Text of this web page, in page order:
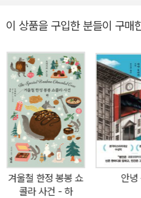
다 후타로상을, 다음 해에는 제166회 나
는 양들의 축연』, 『가연물』, 『요
있다.
한정 구리킨톤 사건』(상, 하)으로
을 딴 장편 4부작을 20년 만에 마
그간 알려지지 않았던 고바토와 오
민’을 지향하게 만든 중학 시절의
려온 팬들의 기대감을 충족시켜줄
배경으로 일상의 사건들을 다룬 ‘
노부의 대표 시리즈로 꼽히는 학
부의 초기 학원 미스터리의 진면
간될 때마다 미스터리 분야 최상위
에 오르내리는 대표 시리즈다. 역
이 상품을 구입한 분들이 구매
겨울철 한정 봉봉 쇼
콜라 사건 - 하
안녕